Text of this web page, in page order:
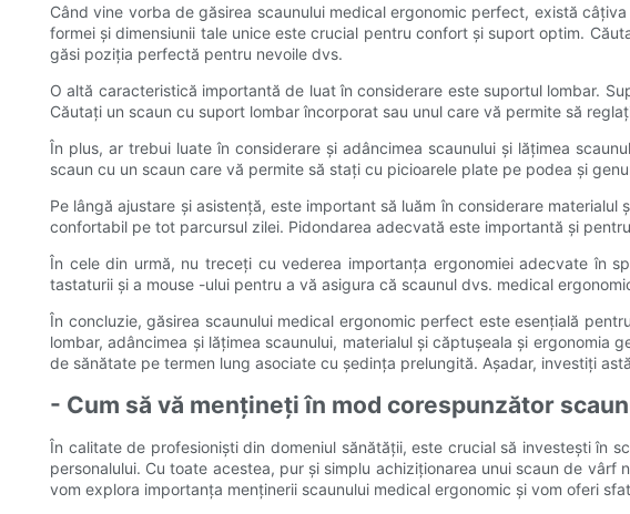
Când vine vorba de găsirea scaunului medical ergonomic perfect, există
formei și dimensiunii tale unice este crucial pentru confort și suport optim.
găsi poziția perfectă pentru nevoile dvs.
O altă caracteristică importantă de luat în considerare este suportul lombar.
Căutați un scaun cu suport lombar încorporat sau unul care vă permite să
În plus, ar trebui luate în considerare și adâncimea scaunului și lățimea
scaun cu un scaun care vă permite să stați cu picioarele plate pe podea și
Pe lângă ajustare și asistență, este important să luăm în considerare
confortabil pe tot parcursul zilei. Pidondarea adecvată este importantă și
În cele din urmă, nu treceți cu vederea importanța ergonomiei adecvate în
tastaturii și a mouse -ului pentru a vă asigura că scaunul dvs. medical
În concluzie, găsirea scaunului medical ergonomic perfect este esențială
lombar, adâncimea și lățimea scaunului, materialul și căptușeala și
de sănătate pe termen lung asociate cu ședința prelungită. Așadar, investiți
- Cum să vă mențineți în mod corespunzător
În calitate de profesioniști din domeniul sănătății, este crucial să investești în
personalului. Cu toate acestea, pur și simplu achiziționarea unui scaun de
vom explora importanța menținerii scaunului medical ergonomic și vom oferi